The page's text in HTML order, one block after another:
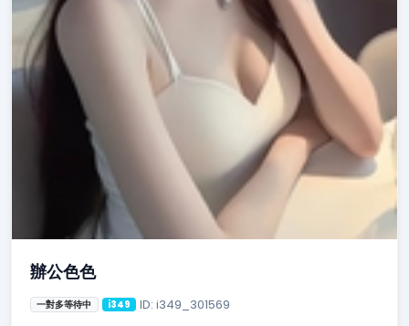
辦公色色
一對多等待中 i349 ID: i349_301569